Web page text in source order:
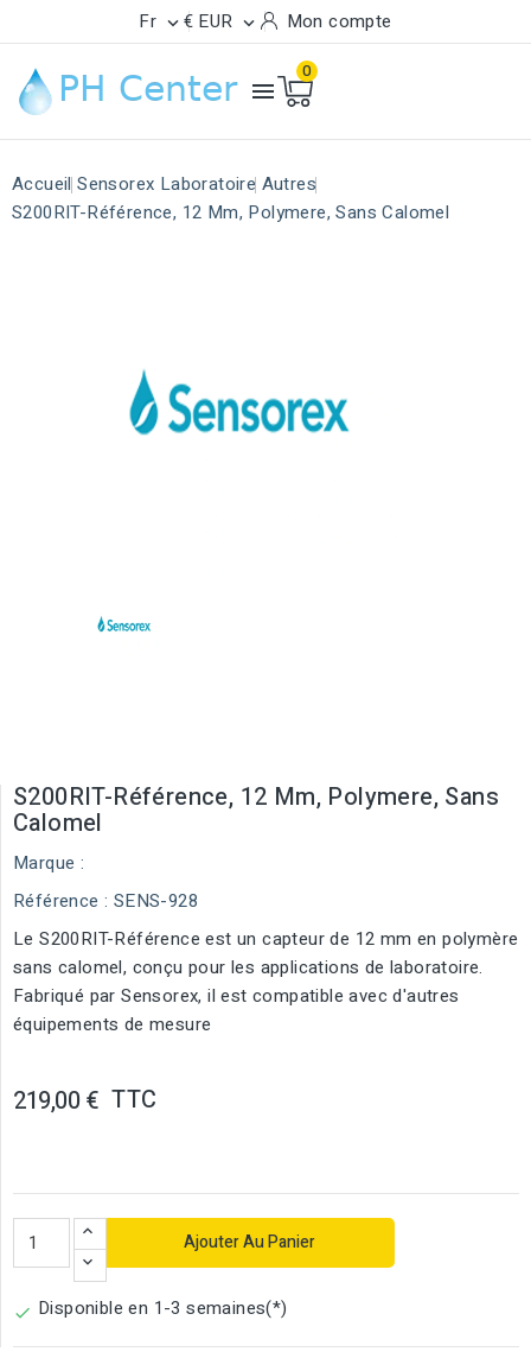
Fr  € EUR  Mon compte

0
Accueil Sensorex Laboratoire Autres
S200RIT-Référence, 12 Mm, Polymere, Sans Calomel
S200RIT-Référence, 12 Mm, Polymere, Sans
Calomel
Marque :
Référence : SENS-928
Le S200RIT-Référence est un capteur de 12 mm en polymère
sans calomel, conçu pour les applications de laboratoire.
Fabriqué par Sensorex, il est compatible avec d'autres
équipements de mesure
219,00 € TTC
Ajouter Au Panier
 Disponible en 1-3 semaines(*)